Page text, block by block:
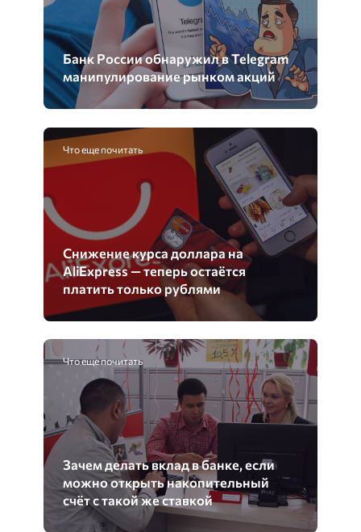
Банк России обнаружил в Telegram
манипулирование рынком акций
Что еще почитать
Снижение курса доллара на
AliExpress — теперь остаётся
платить только рублями
Что еще почитать
Зачем делать вклад в банке, если
можно открыть накопительный
счёт с такой же ставкой